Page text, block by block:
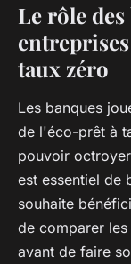
Le rôle
taux zéro
Les banques
de l'éco-prêt à
pouvoir
est essentiel de
souhaite
de comparer
avant de faire